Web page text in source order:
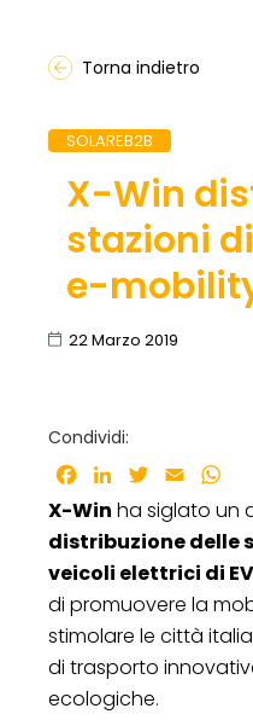
Torna indietro
SOLAREB2B
X-Win
stazioni
e-
22 Marzo 2019
Condividi:
Facebook
LinkedInTwitter
Email
X-Win ha siglato un
distribuzione delle
veicoli elettrici di
di promuovere la
stimolare le città
di trasporto
ecologiche.